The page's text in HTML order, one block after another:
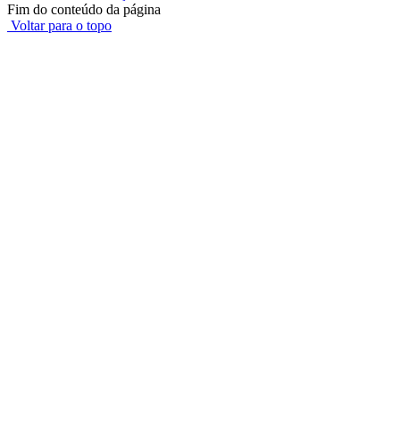
Fim do conteúdo da página
Voltar para o topo